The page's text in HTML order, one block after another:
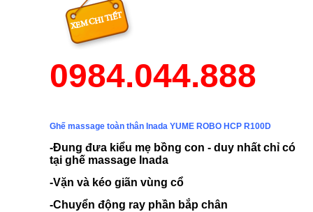
0984.044.888
Ghế massage toàn thân Inada YUME ROBO HCP R100D
-Đung đưa kiểu mẹ bồng con - duy nhất chỉ có
tại ghế massage Inada
-Vặn và kéo giãn vùng cổ
-Chuyển động ray phần bắp chân